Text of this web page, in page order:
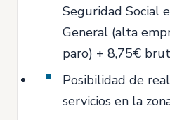
Seguridad Social
General (alta
paro) + 8,75€
Posibilidad de
servicios en la